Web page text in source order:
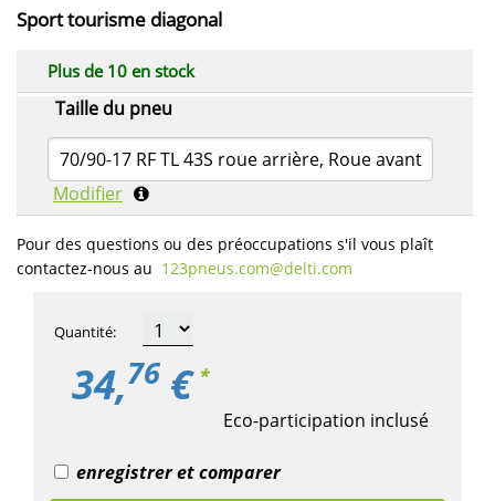
Sport tourisme diagonal
Taille du pneu
70/90-17 RF TL 43S roue arrière, Roue avant
Modifier
Plus de 10 en stock
Pour des questions ou des préoccupations s'il vous plaît
contactez-nous au 123pneus.com​@delti.com
34,76 € *
Eco-participation inclusé
Quantité:
enregistrer et comparer